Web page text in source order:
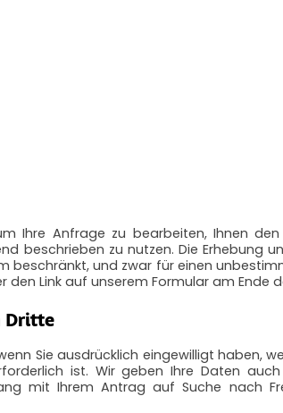
Ihre Anfrage zu bearbeiten, Ihnen
beschrieben zu nutzen. Die Erhebung
beschränkt, und zwar für einen
den Link auf unserem Formular am Ende
Dritte
Sie ausdrücklich eingewilligt haben,
ist. Wir geben Ihre Daten
mit Ihrem Antrag auf Suche nach